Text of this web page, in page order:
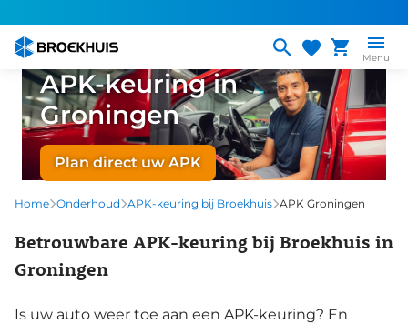
naar
inhoud
gaan
Menu
APK-keuring in
Groningen
Plan direct uw APK
Home Onderhoud APK-keuring bij Broekhuis APK Groningen
Betrouwbare APK-keuring bij Broekhuis in
Groningen
Is uw auto weer toe aan een APK-keuring? En